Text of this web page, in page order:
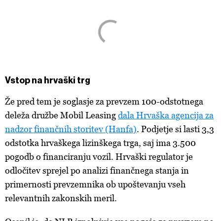
Vstop na hrvaški trg
Že pred tem je soglasje za prevzem 100-odstotnega
deleža družbe Mobil Leasingdala Hrvaška agencija za
nadzor finančnih storitev (Hanfa). Podjetje si lasti 3,3
odstotka hrvaškega lizinškega trga, saj ima 3.500
pogodb o financiranju vozil. Hrvaški regulator je
odločitev sprejel po analizi finančnega stanja in
primernosti prevzemnika ob upoštevanju vseh
relevantnih zakonskih meril.